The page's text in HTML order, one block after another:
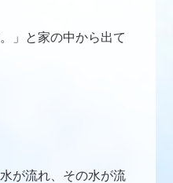
」と家の中から出て
が流れ、その水が流